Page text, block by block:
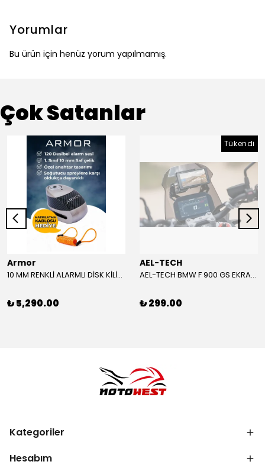
Yorumlar
Bu ürün için henüz yorum yapılmamış.
Çok Satanlar
Armor
10 MM RENKLİ ALARMLI DİSK KİLİDİ YENİ VERSİYON
₺ 5,290.00
Tükendi
AEL-TECH
AEL-TECH BMW F 900 GS EKRAN/GÖSTERGE KORUYUCU 2024-2025
₺ 299.00
Kategoriler
Hesabım